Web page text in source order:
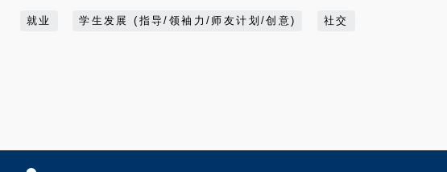
就业 学生发展 (指导/领袖力/师友计划/创意) 社交